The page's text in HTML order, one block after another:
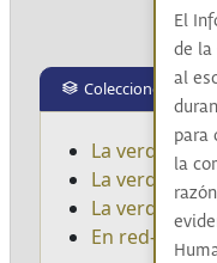
Colecciones
La verdad
La verdad
La verdad del
En red-ando
El
de la
al
para
la